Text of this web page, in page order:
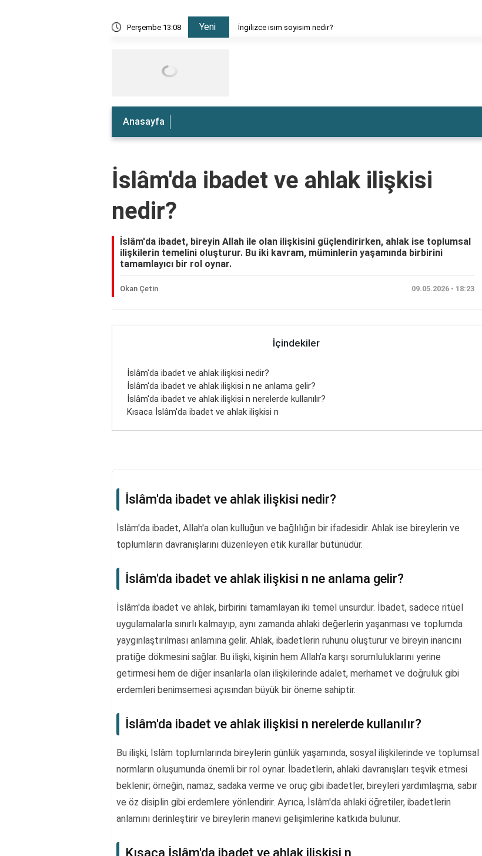
Perşembe 13:08 Yeni İngilizce isim soyisim nedir?
Anasayfa
İslâm'da ibadet ve ahlak ilişkisi
nedir?
İslâm'da ibadet, bireyin Allah ile olan ilişkisini güçlendirirken, ahlak ise toplumsal
ilişkilerin temelini oluşturur. Bu iki kavram, müminlerin yaşamında birbirini
tamamlayıcı bir rol oynar.
Okan Çetin 09.05.2026 • 18:23
İçindekiler
İslâm'da ibadet ve ahlak ilişkisi nedir?
İslâm'da ibadet ve ahlak ilişkisi n ne anlama gelir?
İslâm'da ibadet ve ahlak ilişkisi n nerelerde kullanılır?
Kısaca İslâm'da ibadet ve ahlak ilişkisi n
İslâm'da ibadet ve ahlak ilişkisi nedir?
İslâm'da ibadet, Allah'a olan kulluğun ve bağlılığın bir ifadesidir. Ahlak ise bireylerin ve
toplumların davranışlarını düzenleyen etik kurallar bütünüdür.
İslâm'da ibadet ve ahlak ilişkisi n ne anlama gelir?
İslâm'da ibadet ve ahlak, birbirini tamamlayan iki temel unsurdur. İbadet, sadece ritüel
uygulamalarla sınırlı kalmayıp, aynı zamanda ahlaki değerlerin yaşanması ve toplumda
yaygınlaştırılması anlamına gelir. Ahlak, ibadetlerin ruhunu oluşturur ve bireyin inancını
pratiğe dökmesini sağlar. Bu ilişki, kişinin hem Allah’a karşı sorumluluklarını yerine
getirmesi hem de diğer insanlarla olan ilişkilerinde adalet, merhamet ve doğruluk gibi
erdemleri benimsemesi açısından büyük bir öneme sahiptir.
İslâm'da ibadet ve ahlak ilişkisi n nerelerde kullanılır?
Bu ilişki, İslâm toplumlarında bireylerin günlük yaşamında, sosyal ilişkilerinde ve toplumsal
normların oluşumunda önemli bir rol oynar. İbadetlerin, ahlaki davranışları teşvik etmesi
beklenir; örneğin, namaz, sadaka verme ve oruç gibi ibadetler, bireyleri yardımlaşma, sabır
ve öz disiplin gibi erdemlere yönlendirir. Ayrıca, İslâm'da ahlaki öğretiler, ibadetlerin
anlamını derinleştirir ve bireylerin manevi gelişimlerine katkıda bulunur.
Kısaca İslâm'da ibadet ve ahlak ilişkisi n